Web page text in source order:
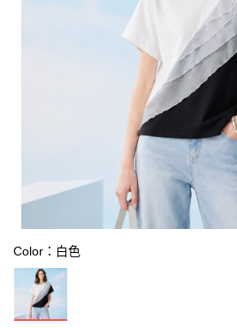
Color：白色